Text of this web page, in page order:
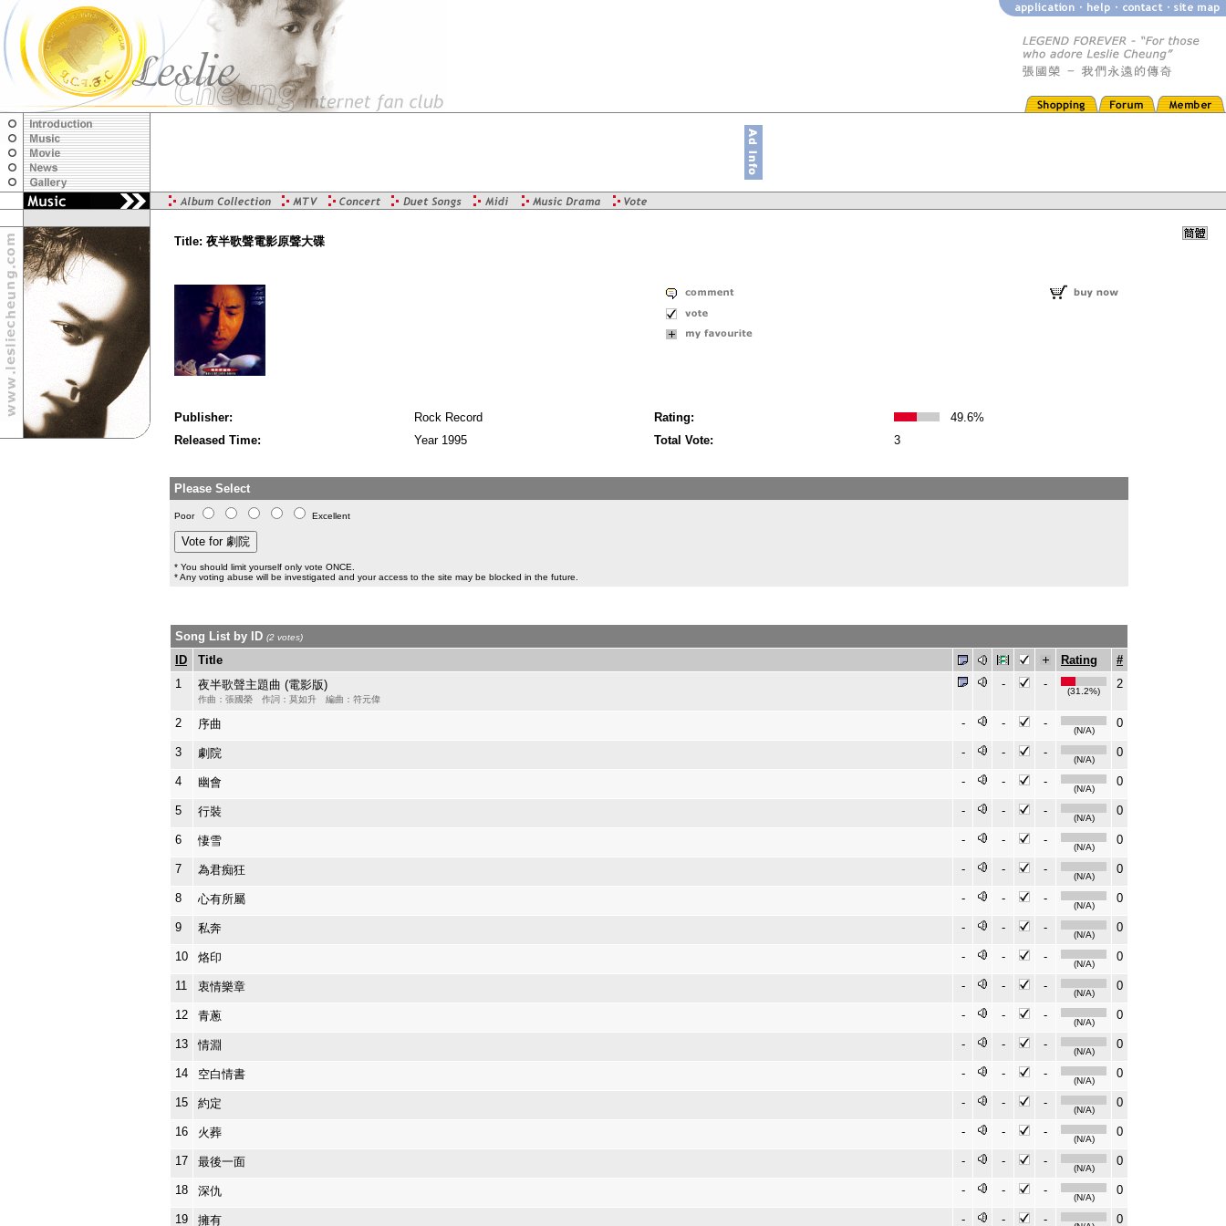
Title: 夜半歌聲電影原聲大碟
Publisher: Rock Record Rating:
49.6%
Released Time:
Year 1995 Total Vote: 3
Please Select
Poor Excellent
* You should limit yourself only vote ONCE.
* Any voting abuse will be investigated and your access to the site may be blocked in the future.
Song List by ID (2 votes)
ID Title Rating
#
1
夜半歌聲主題曲 (電影版)
作曲：張國榮 作詞：莫如升 編曲：符元偉
- -
(31.2%)
2
2 序曲 - - -
(N/A)
0
3 劇院 - - -
(N/A)
0
4 幽會 - - -
(N/A)
0
5 行裝 - - -
(N/A)
0
6 悽雪 - - -
(N/A)
0
7 為君痴狂 - - -
(N/A)
0
8 心有所屬 - - -
(N/A)
0
9 私奔 - - -
(N/A)
0
10 烙印 - - -
(N/A)
0
11 衷情樂章 - - -
(N/A)
0
12 青蔥 - - -
(N/A)
0
13 情淵 - - -
(N/A)
0
14 空白情書 - - -
(N/A)
0
15 約定 - - -
(N/A)
0
16 火葬 - - -
(N/A)
0
17 最後一面 - - -
(N/A)
0
18 深仇 - - -
(N/A)
0
19 擁有 - - - 0